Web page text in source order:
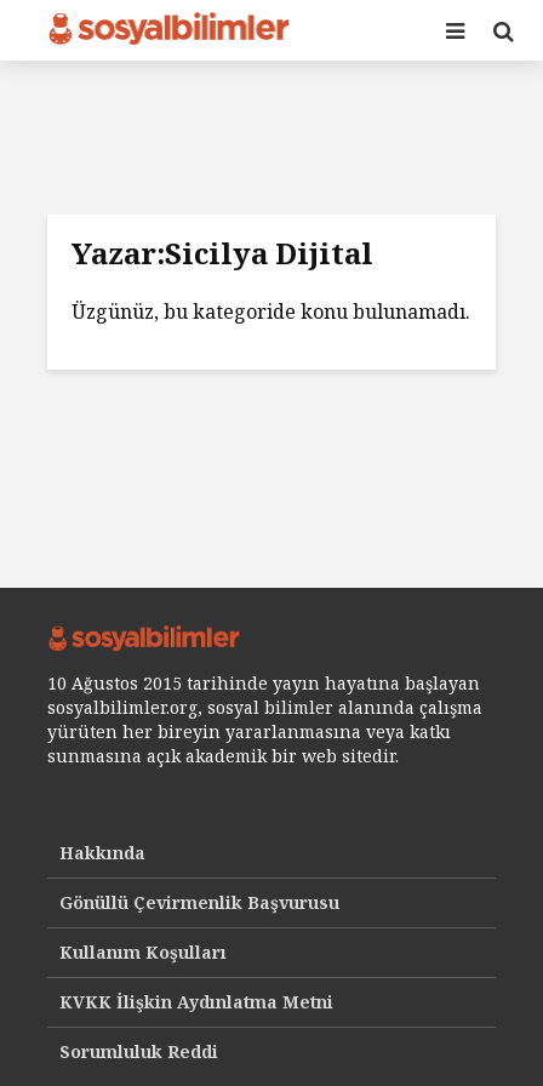
Yazar:Sicilya Dijital
Üzgünüz, bu kategoride konu bulunamadı.
10 Ağustos 2015 tarihinde yayın hayatına başlayan
sosyalbilimler.org, sosyal bilimler alanında çalışma
yürüten her bireyin yararlanmasına veya katkı
sunmasına açık akademik bir web sitedir.
Hakkında
Gönüllü Çevirmenlik Başvurusu
Kullanım Koşulları
KVKK İlişkin Aydınlatma Metni
Sorumluluk Reddi